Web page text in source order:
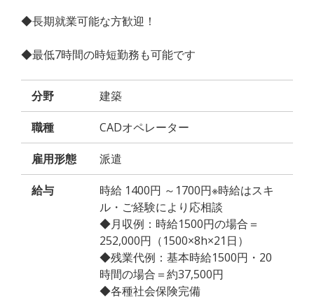
◆長期就業可能な方歓迎！
◆最低7時間の時短勤務も可能です
分野 建築
職種 CADオペレーター
雇用形態 派遣
給与
時給 1400円 ～1700円※時給はスキ
ル・ご経験により応相談
◆月収例：時給1500円の場合＝
252,000円（1500×8h×21日）
◆残業代例：基本時給1500円・20
時間の場合＝約37,500円
◆各種社会保険完備